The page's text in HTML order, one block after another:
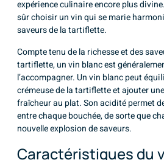
expérience culinaire encore plus
sûr choisir un vin qui se marie
saveurs de la tartiflette.
Compte tenu de la richesse et des
tartiflette, un vin blanc est
l’accompagner. Un vin blanc peut
crémeuse de la tartiflette et ajouter
fraîcheur au plat. Son acidité permet
entre chaque bouchée, de sorte que
nouvelle explosion de saveurs.
Caractéristiques du